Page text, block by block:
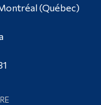
(Québec)